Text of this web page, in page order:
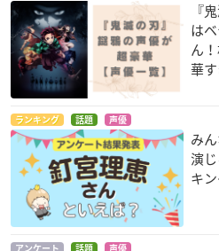
どうしても干支には
いりたい
ネズミ
ノラガミ
野良
『
は
ん
華す
ランキング 話題 声優
み
演
キ
アンケート 話題 声優